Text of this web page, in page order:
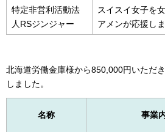
特定非営利活動法
人RSジンジャー
スイスイ女子を
アメンが応援し
北海道労働金庫様から850,000円いただ
しました。
名称 事業